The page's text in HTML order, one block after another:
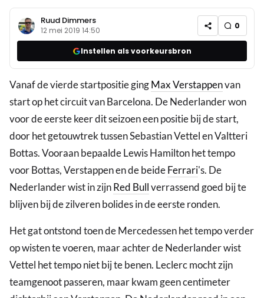
Ruud Dimmers
12 mei 2019 14:50 0
Instellen als voorkeursbron
Vanaf de vierde startpositie gingMax Verstappenvan
start op het circuit van Barcelona. De Nederlander won
voor de eerste keer dit seizoen een positie bij de start,
door het getouwtrek tussen Sebastian Vettel en Valtteri
Bottas. Vooraan bepaalde Lewis Hamilton het tempo
voor Bottas, Verstappen en de beideFerrari's. De
Nederlander wist in zijnRed Bullverrassend goed bij te
blijven bij de zilveren bolides in de eerste ronden.
Het gat ontstond toen de Mercedessen het tempo verder
op wisten te voeren, maar achter de Nederlander wist
Vettel het tempo niet bij te benen. Leclerc mocht zijn
teamgenoot passeren, maar kwam geen centimeter